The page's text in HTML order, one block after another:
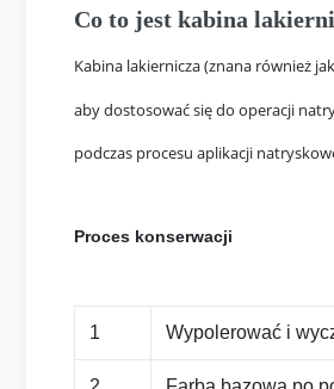
Co to jest kabina
Kabina lakiernicza (znana również
aby dostosować się do operacji
podczas procesu aplikacji
Proces konserwacji
1 Wypolerować i